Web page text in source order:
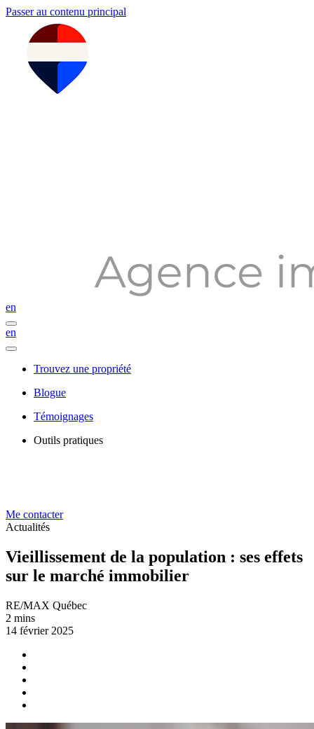
Passer au contenu principal
en
en
Trouvez une propriété
Blogue
Témoignages
Outils pratiques
Me contacter
Actualités
Vieillissement de la population : ses effets
sur le marché immobilier
RE/MAX Québec
2 mins
14 février 2025